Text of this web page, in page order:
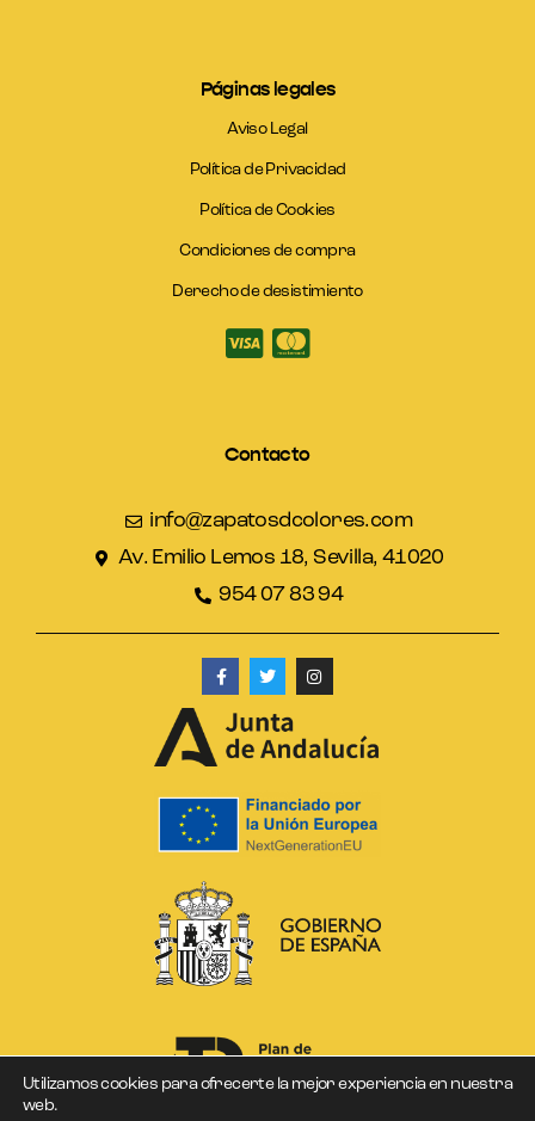
Páginas legales
Aviso Legal
Política de Privacidad
Política de Cookies
Condiciones de compra
Derecho de desistimiento
Contacto
info@zapatosdcolores.com
Av. Emilio Lemos 18, Sevilla, 41020
954 07 83 94
Utilizamos cookies para ofrecerte la mejor experiencia en nuestra
web.